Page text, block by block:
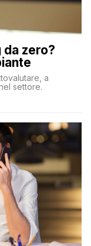
da zero?
a
settore.